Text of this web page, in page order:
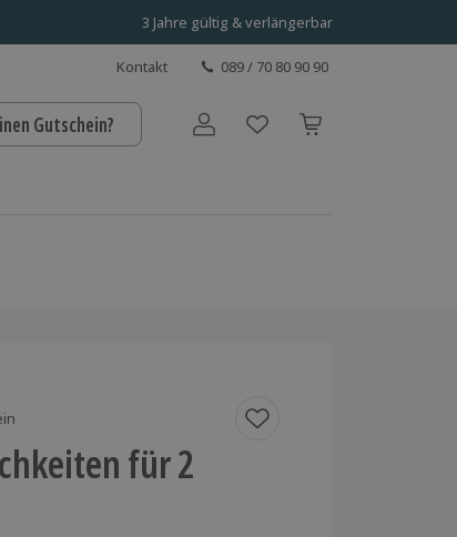
3 Jahre gültig & verlängerbar
Kontakt 089 / 70 80 90 90
Gutschein? Benutzerkonto
für 2